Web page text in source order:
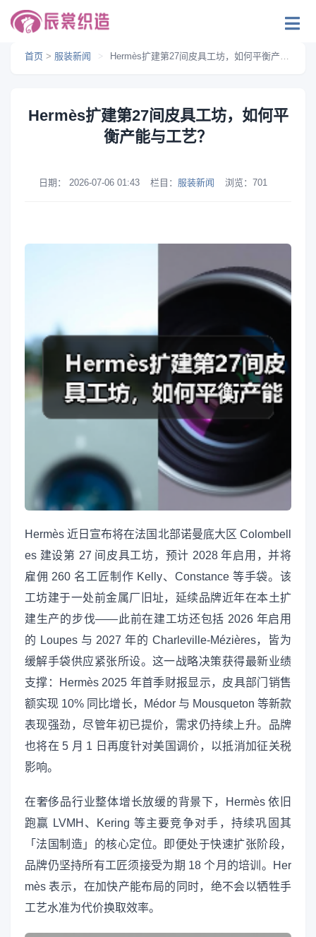
首页 > 服装新闻 > Hermès扩建第27间皮具工坊，如何平衡产能与工艺？
Hermès扩建第27间皮具工坊，如何平
衡产能与工艺？
日期： 2026-07-06 01:43 栏目： 服装新闻 浏览： 701
Hermès 近日宣布将在法国北部诺曼底大区 Colombell
es 建设第 27 间皮具工坊，预计 2028 年启用，并将
雇佣 260 名工匠制作 Kelly、Constance 等手袋。该
工坊建于一处前金属厂旧址，延续品牌近年在本土扩
建生产的步伐——此前在建工坊还包括 2026 年启用
的 Loupes 与 2027 年的 Charleville-Mézières，皆为
缓解手袋供应紧张所设。这一战略决策获得最新业绩
支撑：Hermès 2025 年首季财报显示，皮具部门销售
额实现 10% 同比增长，Médor 与 Mousqueton 等新款
表现强劲，尽管年初已提价，需求仍持续上升。品牌
也将在 5 月 1 日再度针对美国调价，以抵消加征关税
影响。
在奢侈品行业整体增长放缓的背景下，Hermès 依旧
跑赢 LVMH、Kering 等主要竞争对手，持续巩固其
「法国制造」的核心定位。即便处于快速扩张阶段，
品牌仍坚持所有工匠须接受为期 18 个月的培训。Her
mès 表示，在加快产能布局的同时，绝不会以牺牲手
工艺水准为代价换取效率。